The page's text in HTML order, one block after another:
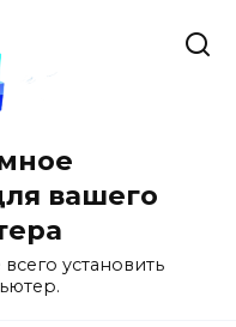
вашего
установить